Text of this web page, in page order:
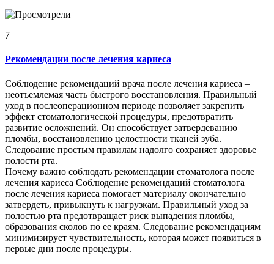
7
Рекомендации после лечения кариеса
Соблюдение рекомендаций врача после лечения кариеса –
неотъемлемая часть быстрого восстановления. Правильный
уход в послеоперационном периоде позволяет закрепить
эффект стоматологической процедуры, предотвратить
развитие осложнений. Он способствует затвердеванию
пломбы, восстановлению целостности тканей зуба.
Следование простым правилам надолго сохраняет здоровье
полости рта.
Почему важно соблюдать рекомендации стоматолога после
лечения кариеса Соблюдение рекомендаций стоматолога
после лечения кариеса помогает материалу окончательно
затвердеть, привыкнуть к нагрузкам. Правильный уход за
полостью рта предотвращает риск выпадения пломбы,
образования сколов по ее краям. Следование рекомендациям
минимизирует чувствительность, которая может появиться в
первые дни после процедуры.